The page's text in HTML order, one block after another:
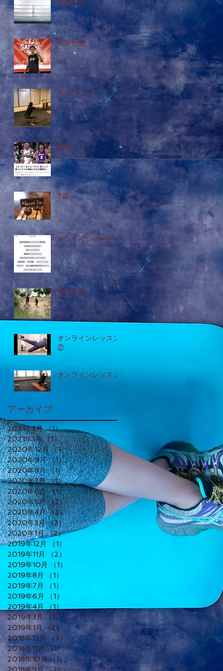
百折不撓
年末恒例
スクワット
師弟
3歳
オンラインサービス
怪我予防
オンラインレッスン
②
オンラインレッスン
アーカイブ
2021年3月 （1）1件の記事
2021年1月 （1）1件の記事
2020年12月 （1）1件の記事
2020年9月 （1）1件の記事
2020年8月 （1）1件の記事
2020年7月 （1）1件の記事
2020年6月 （1）1件の記事
2020年5月 （2）2件の記事
2020年4月 （2）2件の記事
2020年3月 （3）3件の記事
2020年1月 （2）2件の記事
2019年12月
（1）
2019年11月
（2）
2019年10月
（1）
2019年8月
（1）
2019年7月
（1）
2019年6月
（1）
2019年4月 （1）1件の記事
2019年3月
（1）
1件の記事
2019年1月
（2）
2件の記事
2018年12月
（3）
3件の記事
2018年11月 （1）1件の記事
2018年10月 （1）
1件の記事
2018年9月 （2） 2件の記事